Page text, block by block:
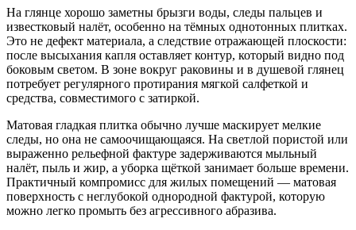
На глянце хорошо заметны брызги воды, следы пальцев и
известковый налёт, особенно на тёмных однотонных плитках.
Это не дефект материала, а следствие отражающей плоскости:
после высыхания капля оставляет контур, который видно под
боковым светом. В зоне вокруг раковины и в душевой глянец
потребует регулярного протирания мягкой салфеткой и
средства, совместимого с затиркой.
Матовая гладкая плитка обычно лучше маскирует мелкие
следы, но она не самоочищающаяся. На светлой пористой или
выраженно рельефной фактуре задерживаются мыльный
налёт, пыль и жир, а уборка щёткой занимает больше времени.
Практичный компромисс для жилых помещений — матовая
поверхность с неглубокой однородной фактурой, которую
можно легко промыть без агрессивного абразива.